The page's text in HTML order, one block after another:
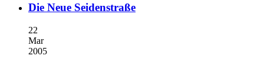
Die Neue Seidenstraße
22
Mar
2005